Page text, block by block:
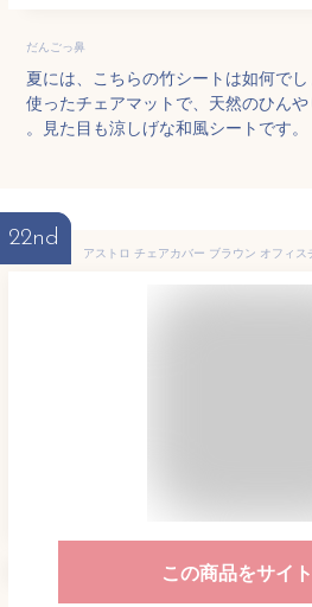
だんごっ鼻
夏には、こちらの竹シートは如何で
使ったチェアマットで、天然のひん
。見た目も涼しげな和風シートです。
22nd
この商品をサイ